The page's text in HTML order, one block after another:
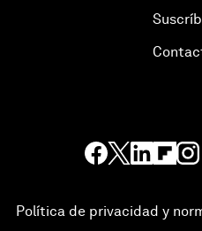
Política de privacidad y